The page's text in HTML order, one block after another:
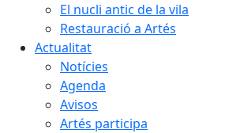
El nucli antic de la vila
Restauració a Artés
Actualitat
Notícies
Agenda
Avisos
Artés participa